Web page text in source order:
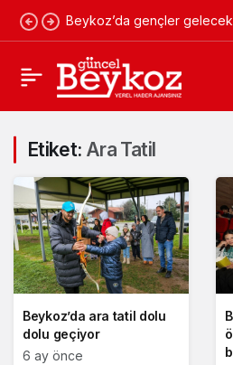
Beykoz’da gençler
Etiket: Ara Tatil
Beykoz’da ara tatil dolu
dolu geçiyor
6 ay önce